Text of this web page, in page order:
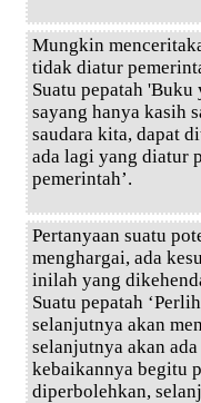
Mungkin
tidak diatur
Suatu pepatah 'Buku
sayang hanya kasih
saudara kita, dapat
ada lagi yang diatur
pemerintah’.
Pertanyaan suatu
menghargai, ada
inilah yang
Suatu pepatah
selanjutnya akan
selanjutnya akan
kebaikannya begitu
diperbolehkan,